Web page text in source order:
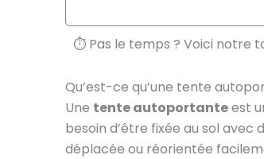
⏱️ Pas le temps ? Voici notre
Qu’est-ce qu’une tente
Une tente autoportanteest
besoin d’être fixée au sol avec
déplacée ou réorientée